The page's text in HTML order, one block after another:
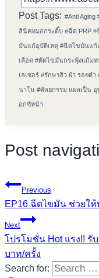
Post Tags: #Anti Aging
ลินิคหมอกระติ๊บ #ฉีด PRP #
มันแก้อุบัติเหตุ #ฉีดไขมันแก้
เลือด #ตัดไขมันกระพุ้งแก้มห
เลเซอร์ #รักษาสิว ฝ้า รอยดำ
นาโน #ศัลยกรรม แผลเป็น อุ
อกซ์หน้า
Post
Previous
EP16 ฉีดไขมัน ช่วยให้
Next
โปรโมชั่น Hot แรง!! รั
บาท/ครั้ง
Search for: